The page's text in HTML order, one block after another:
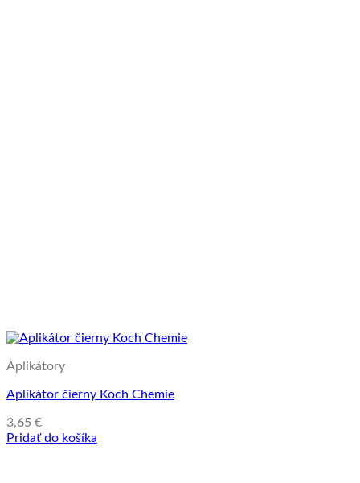
Aplikátory
Aplikátor čierny Koch Chemie
3,65 €
Pridať do košíka